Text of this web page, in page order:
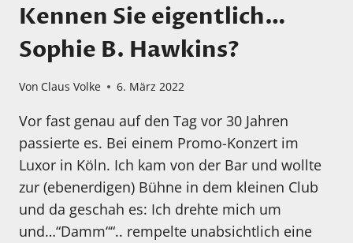
Kennen Sie eigentlich…
Sophie B. Hawkins?
Von Claus Volke 6. März 2022
Vor fast genau auf den Tag vor 30 Jahren
passierte es. Bei einem Promo-Konzert im
Luxor in Köln. Ich kam von der Bar und wollte
zur (ebenerdigen) Bühne in dem kleinen Club
und da geschah es: Ich drehte mich um
und…“Damm““.. rempelte unabsichtlich eine